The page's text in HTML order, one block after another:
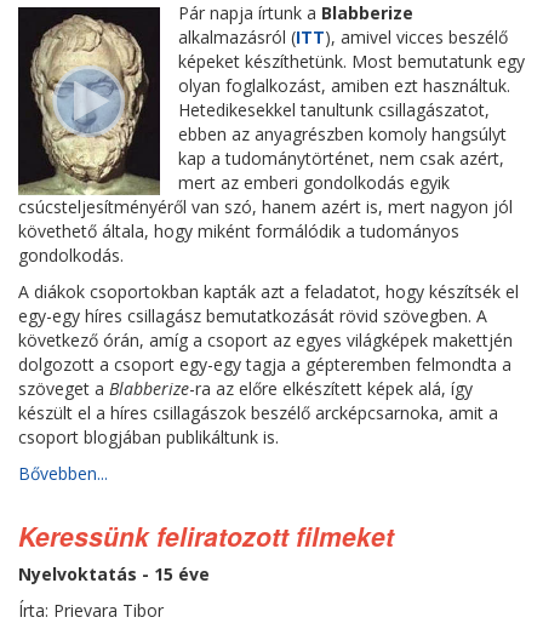
Pár napja írtunk a Blabberize
alkalmazásról (ITT), amivel vicces beszélő
képeket készíthetünk. Most bemutatunk egy
olyan foglalkozást, amiben ezt használtuk.
Hetedikesekkel tanultunk csillagászatot,
ebben az anyagrészben komoly hangsúlyt
kap a tudománytörténet, nem csak azért,
mert az emberi gondolkodás egyik
csúcsteljesítményéről van szó, hanem azért is, mert nagyon jól
követhető általa, hogy miként formálódik a tudományos
gondolkodás.
A diákok csoportokban kapták azt a feladatot, hogy készítsék el
egy-egy híres csillagász bemutatkozását rövid szövegben. A
következő órán, amíg a csoport az egyes világképek makettjén
dolgozott a csoport egy-egy tagja a gépteremben felmondta a
szöveget a Blabberize-ra az előre elkészített képek alá, így
készült el a híres csillagászok beszélő arcképcsarnoka, amit a
csoport blogjában publikáltunk is.
Bővebben...
Keressünk feliratozott filmeket
Nyelvoktatás - 15 éve
Írta: Prievara Tibor